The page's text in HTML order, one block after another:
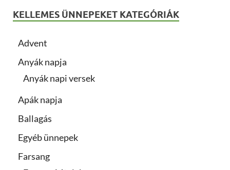
KELLEMES ÜNNEPEKET KATEGÓRIÁK
Advent
Anyák napja
Anyák napi versek
Apák napja
Ballagás
Egyéb ünnepek
Farsang